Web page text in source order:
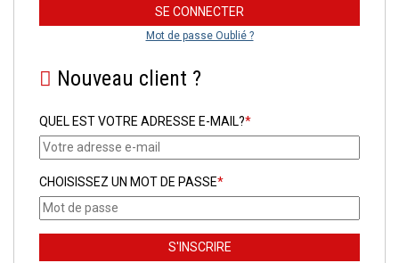
Mot de passe Oublié ?
Nouveau client ?
QUEL EST VOTRE ADRESSE E-MAIL?*
CHOISISSEZ UN MOT DE PASSE*